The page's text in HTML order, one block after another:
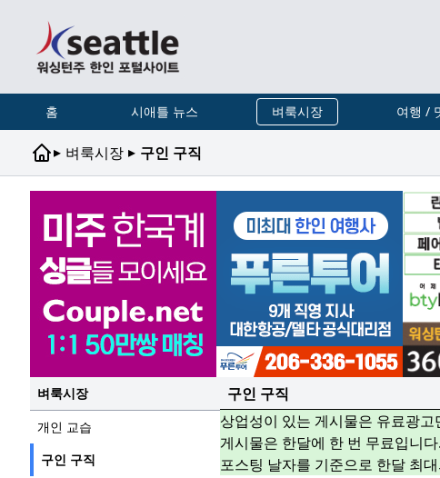
홈 시애틀 뉴스 벼룩시장 여행 /
▸ 벼룩시장 ▸ 구인 구직
벼룩시장
개인 교습
구인 구직
구인 구직
상업성이 있는 게시물은 유료광고
게시물은 한달에 한 번 무료입니다.
포스팅 날자를 기준으로 한달 최